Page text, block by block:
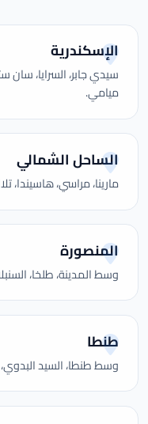
الإسكندرية
سيدي جابر، السرايا، سان
ميامي.
الساحل الشمالي
مارينا، مراسي، هاسيندا،
المنصورة
وسط المدينة، طلخا،
طنطا
وسط طنطا، السيد البدوي،